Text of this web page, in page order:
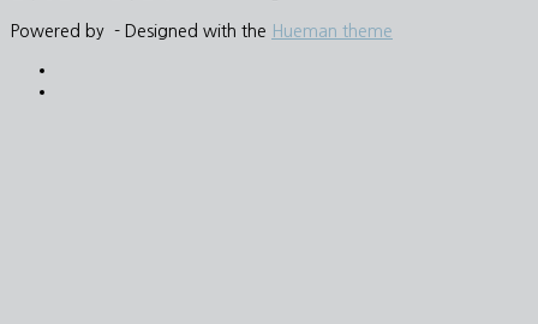
Powered by - Designed with the Hueman theme